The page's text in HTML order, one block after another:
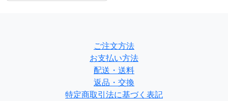
ご注文方法
お支払い方法
配送・送料
返品・交換
特定商取引法に基づく表記